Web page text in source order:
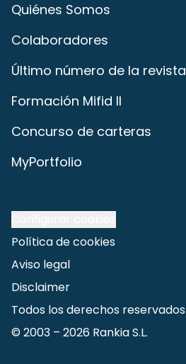
Quiénes Somos
Colaboradores
Último número de la revista
Formación Mifid II
Concurso de carteras
MyPortfolio
Política de cookies
Aviso legal
Disclaimer
Todos los derechos reservados
© 2003 – 2026 Rankia S.L.